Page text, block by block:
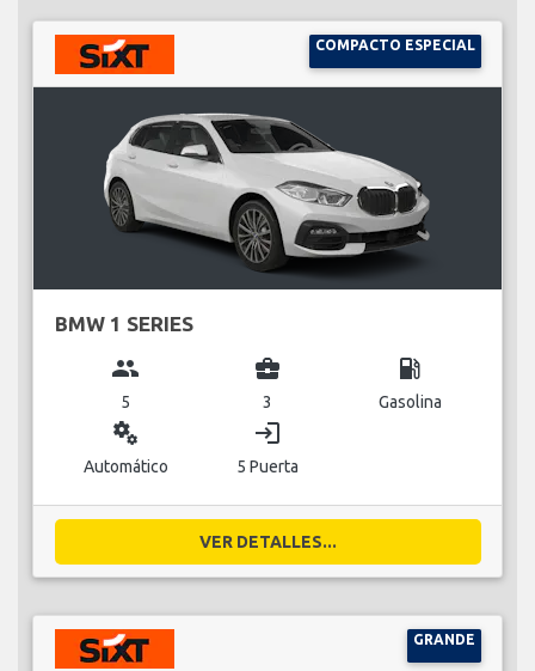
COMPACTO ESPECIAL
BMW 1 SERIES
group
5
business_center
3
local_gas_station
Gasolina
miscellaneous_services
Automático
login
5 Puerta
VER DETALLES...
GRANDE